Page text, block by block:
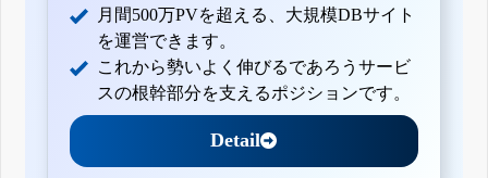
月間500万PVを超える、大規模DBサイト
を運営できます。
これから勢いよく伸びるであろうサービ
スの根幹部分を支えるポジションです。
Detail